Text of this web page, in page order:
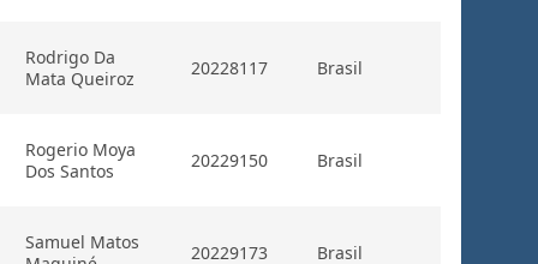
Rodrigo Da
Mata Queiroz
20228117 Brasil
Rogerio Moya
Dos Santos
20229150 Brasil
Samuel Matos
20229173 Brasil